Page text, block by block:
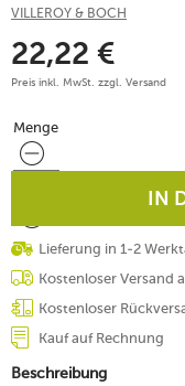
VILLEROY & BOCH
22,22 €
Preis inkl. MwSt. zzgl. Versand
Menge
Menge
IN
Lieferung in 1-2
Kostenloser Versand
Kostenloser
Kauf auf Rechnung
Beschreibung